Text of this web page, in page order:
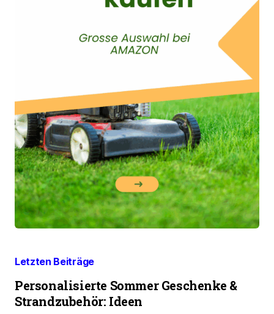
Letzten Beiträge
Personalisierte Sommer Geschenke &
Strandzubehör: Ideen